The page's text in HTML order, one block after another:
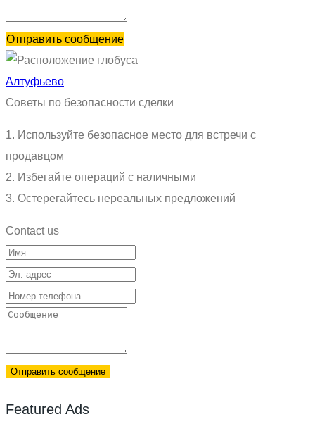
Отправить сообщение
Алтуфьево
Советы по безопасности сделки
1. Используйте безопасное место для встречи с
продавцом
2. Избегайте операций с наличными
3. Остерегайтесь нереальных предложений
Contact us
Отправить сообщение
Featured Ads